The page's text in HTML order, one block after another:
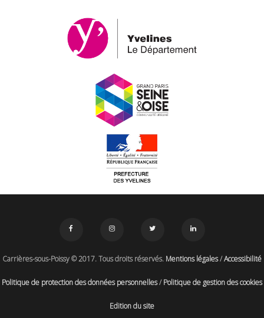
Carrières-sous-Poissy © 2017. Tous droits réservés. Mentions légales/Accessibilité
Politique de protection des données personnelles/Politique de gestion des cookies
Edition du site